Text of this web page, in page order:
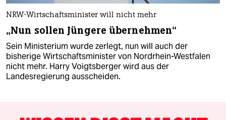
NRW-Wirtschaftsminister will nicht mehr
„Nun sollen Jüngere übernehmen“
Sein Ministerium wurde zerlegt, nun will auch der
bisherige Wirtschaftsminister von Nordrhein-Westfalen
nicht mehr. Harry Voigtsberger wird aus der
Landesregierung ausscheiden.